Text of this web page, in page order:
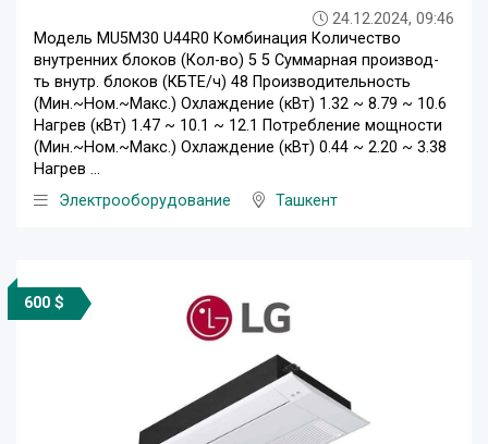
24.12.2024, 09:46
Модель MU5M30 U44R0 Комбинация Количество
внутренних блоков (Кол-во) 5 5 Суммарная производ-
ть внутр. блоков (КБТЕ/ч) 48 Производительность
(Мин.~Ном.~Макс.) Охлаждение (кВт) 1.32 ~ 8.79 ~ 10.6
Нагрев (кВт) 1.47 ~ 10.1 ~ 12.1 Потребление мощности
(Мин.~Ном.~Макс.) Охлаждение (кВт) 0.44 ~ 2.20 ~ 3.38
Нагрев ...
Электрооборудование
Ташкент
600 $